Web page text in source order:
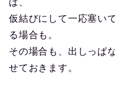
ば、
仮結びにして一応塞い
る場合も。
その場合も、出しっぱ
せておきます。